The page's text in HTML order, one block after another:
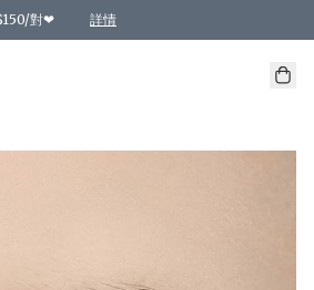
對❤ 詳情
❤︎數量有限 售完即止
$99✿數量有限 售完即止♫
；買4件或以上85 折；買6件或以上8 折
；買4件HKD 260.00
；買4件HKD 360.00
；買4件HKD 180.00
；買4件HKD 320.00
HKD 148.00
HKD 148.00
折；買4件或以上9 折；買6件或以上85 折；買8件
折HKD 16.00；買4件或以上減HKD 32.00；買6
折；買4件或以上9 折；買8件或以上85 折；買12
優惠！（適用於 特定的送貨方式 )